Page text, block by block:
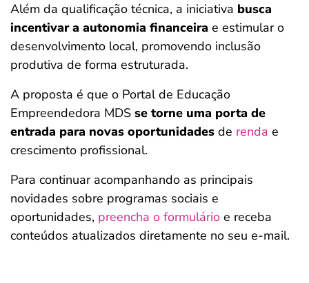
Além da qualificação técnica, a iniciativa busca
incentivar a autonomia financeira e estimular o
desenvolvimento local, promovendo inclusão
produtiva de forma estruturada.
A proposta é que o Portal de Educação
Empreendedora MDS se torne uma porta de
entrada para novas oportunidades de renda e
crescimento profissional.
Para continuar acompanhando as principais
novidades sobre programas sociais e
oportunidades, preencha o formulário e receba
conteúdos atualizados diretamente no seu e-mail.